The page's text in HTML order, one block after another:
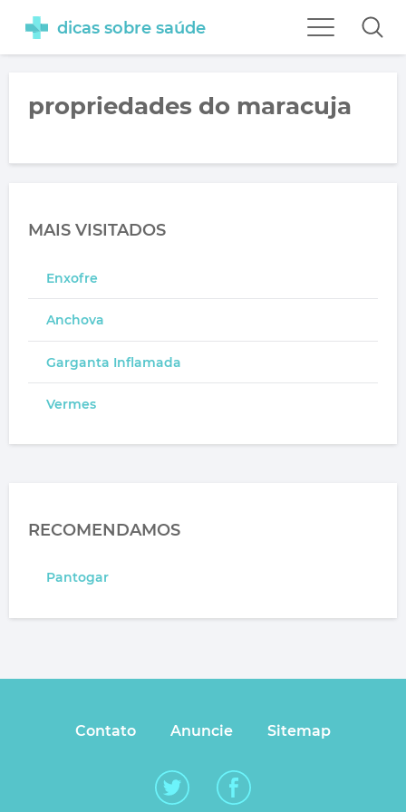
dicas sobre saúde
propriedades do maracuja
MAIS VISITADOS
Enxofre
Anchova
Garganta Inflamada
Vermes
RECOMENDAMOS
Pantogar
Contato Anuncie Sitemap